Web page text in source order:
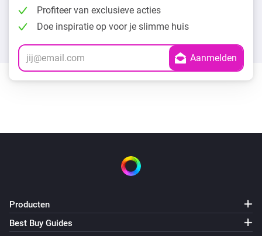
Profiteer van exclusieve acties
Doe inspiratie op voor je slimme huis
Producten
Best Buy Guides